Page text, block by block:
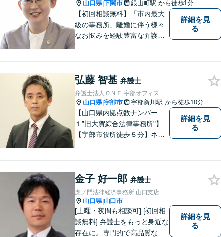
山口県|下関市 銀山町駅 から徒歩1分
【初回相談無料】「市内最大
級の事務所」離婚に伴う様々
なお悩みを経験豊富な弁護士
相談・年間150件以上」【子
連れ相談可】【休日・夜間相
談対応】
詳細を見
る
弘藤 智基 弁護士
弁護士法人ＯＮＥ 宇部オフィス
山口県|宇部市 宇部新川駅 から徒歩10分
【山口県内拠点数ナンバー
１”旧大賀綜合法律事務所"】
【宇部市役所徒歩５分】ネッ
相談ください。
詳細を見
る
金子 好一郎 弁護士
虎ノ門法律経済事務所 山口支店
山口県|山口市
[土曜・夜間も相談可] [初回相
談無料] 弁護士をもっと身近な
存在に。専門的で高品質なリ
詳細を見
る